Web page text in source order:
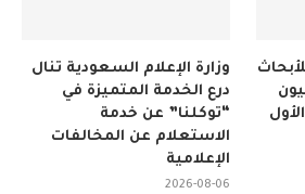
وزارة الإعلام السعودية تنال
درع الخدمة المتميزة في
“توكلنا” عن خدمة
الاستعلام عن المخالفات
الإعلامية
2026-08-06
34.8 مليون